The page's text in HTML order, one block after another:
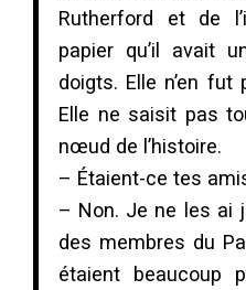
Rutherford et de
papier qu’il avait
doigts. Elle n’en
Elle ne saisit pas
nœud de l’histoire.
– Étaient-ce tes
– Non. Je ne les ai
des membres du
étaient beaucoup